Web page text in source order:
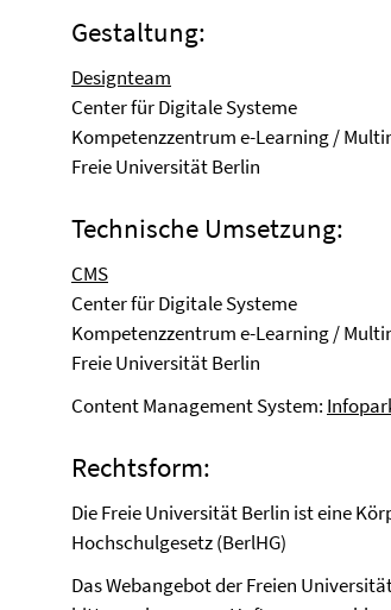
Gestaltung:
Designteam
Center für Digitale Systeme
Kompetenzzentrum e-Learning /
Freie Universität Berlin
Technische Umsetzung:
CMS
Center für Digitale Systeme
Kompetenzzentrum e-Learning /
Freie Universität Berlin
Content Management System:
Rechtsform:
Die Freie Universität Berlin ist eine
Hochschulgesetz (BerlHG)
Das Webangebot der Freien